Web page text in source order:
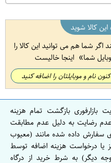
کالا شوید
اگر شما هم می توانید این کالا را
شما اینجا خالیست
نام و موبایلتان را اضافه کنید
بازارفوری بازگشت تمام هزینه
رضایت به دلیل عدم مطابقت
سفارش داده شده مانند (معیوب
یا درخواست هزینه اضافه توسط
دیگر) به شرط خرید از درگاه